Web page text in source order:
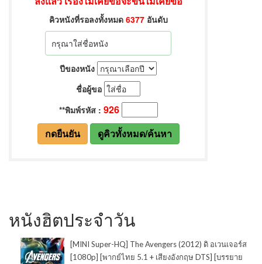
หนังฮิตประจำวัน
[MINI Super-HQ] The Avengers (2012) ดิ อเวนเจอร์ส
[1080p] [พากย์ไทย 5.1 + เสียงอังกฤษ DTS] [บรรยาย